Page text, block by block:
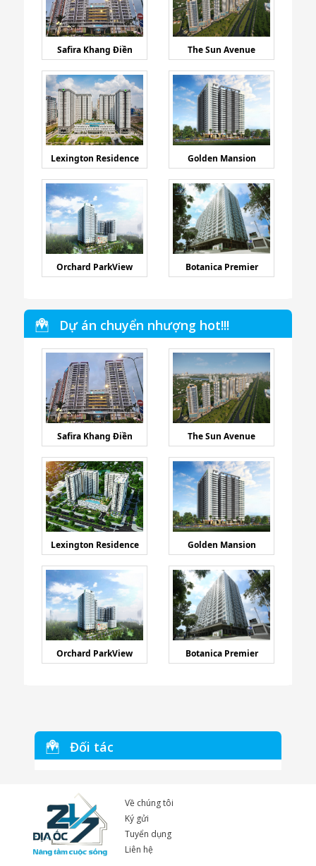
Safira Khang Điền The Sun Avenue
Lexington Residence Golden Mansion
Orchard ParkView Botanica Premier
Dự án chuyển nhượng hot!!!
Safira Khang Điền The Sun Avenue
Lexington Residence Golden Mansion
Orchard ParkView Botanica Premier
Đối tác
Về chúng tôi
Ký gửi
Tuyển dụng
Liên hệ